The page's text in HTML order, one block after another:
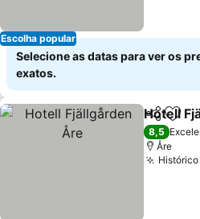
Escolha popular
Selecione as datas para ver os
exatos.
Partilhar
Hotell
8,5
Åre